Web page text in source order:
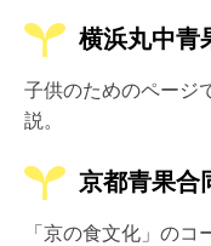
横浜丸中青
子供のためのページ
説。
京都青果合
「京の食文化」の